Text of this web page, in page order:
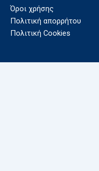
Όροι χρήσης
Πολιτική απορρήτου
Πολιτική Cookies